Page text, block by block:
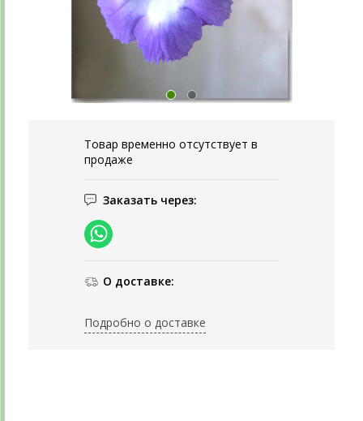
Товар временно отсутствует в
продаже
Заказать через:
О доставке:
Подробно о доставке